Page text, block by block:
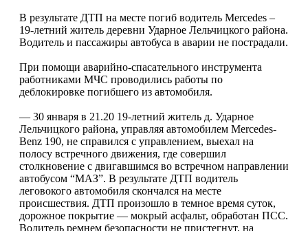
В результате ДТП на месте погиб водитель Mercedes –
19-летний житель деревни Ударное Лельчицкого района.
Водитель и пассажиры автобуса в аварии не пострадали.
При помощи аварийно-спасательного инструмента
работниками МЧС проводились работы по
деблокировке погибшего из автомобиля.
— 30 января в 21.20 19-летний житель д. Ударное
Лельчицкого района, управляя автомобилем Mercedes-
Benz 190, не справился с управлением, выехал на
полосу встречного движения, где совершил
столкновение с двигавшимся во встречном направлении
автобусом “МАЗ”. В результате ДТП водитель
леговокого автомобиля скончался на месте
происшествия. ДТП произошло в темное время суток,
дорожное покрытие — мокрый асфальт, обработан ПСС.
Водитель ремнем безопасности не пристегнут, на